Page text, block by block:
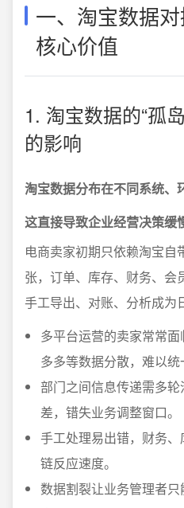
一、淘宝数据
核心价值
1. 淘宝数据的“孤
的影响
淘宝数据分布在不同系统、
这直接导致企业经营决策缓
电商卖家初期只依赖淘宝
张，订单、库存、财务、会
手工导出、对账、分析成为
多平台运营的卖家常常
多多等数据分散，难以统
部门之间信息传递需多
差，错失业务调整窗口。
手工处理易出错，财务
链反应速度。
数据割裂让业务管理者只